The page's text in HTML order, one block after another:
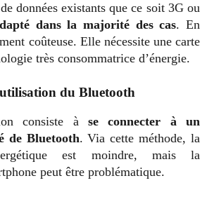
données existants que ce soit 3G ou
dans la majorité des cas. En
coûteuse. Elle nécessite une carte
très consommatrice d’énergie.
du Bluetooth
consiste à se connecter à un
de Bluetooth. Via cette méthode, la
est moindre, mais la
peut être problématique.